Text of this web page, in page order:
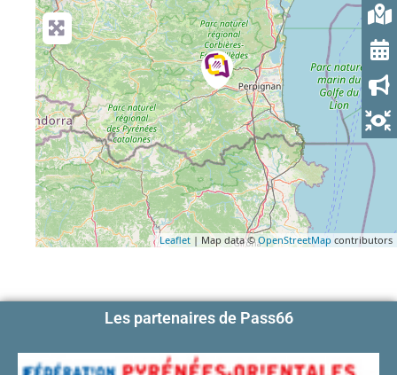
Leaflet | Map data ©OpenStreetMap contributors
Les partenaires de Pass66